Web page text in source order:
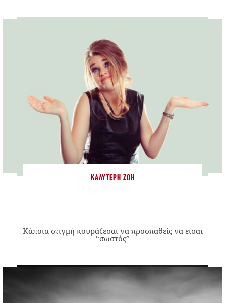
ΚΑΛΎΤΕΡΗ ΖΩΉ
Κάποια στιγμή κουράζεσαι να προσπαθείς να είσαι
“σωστός”